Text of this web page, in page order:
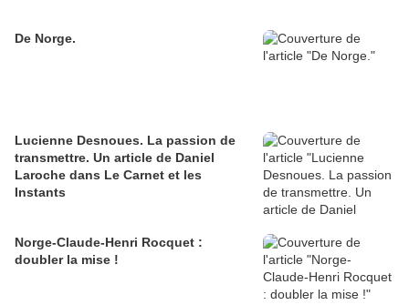
De Norge.
Lucienne Desnoues. La passion de
transmettre. Un article de Daniel
Laroche dans Le Carnet et les
Instants
Norge-Claude-Henri Rocquet :
doubler la mise !